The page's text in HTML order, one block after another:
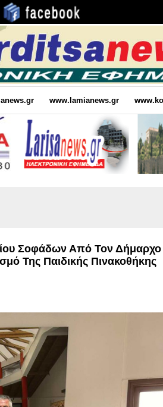
www.lamianews.gr
Σοφάδων Από Τον Δήμαρχο
Της Παιδικής Πινακοθήκης